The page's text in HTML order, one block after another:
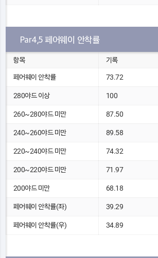
Par4,5 페어웨이 안착률
항목 기록
페어웨이 안착률 73.72
280야드 이상 100
260~280야드 미만 87.50
240~260야드 미만 89.58
220~240야드 미만 74.32
200~220야드 미만 71.97
200야드 미만 68.18
페어웨이 안착률(좌) 39.29
페어웨이 안착률(우) 34.89